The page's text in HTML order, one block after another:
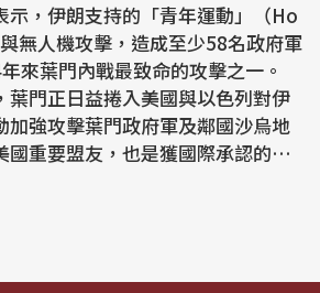
示，伊朗支持的「青年運動」（Ho
無人機攻擊，造成至少58名政府軍
來葉門內戰最致命的攻擊之一。
葉門正日益捲入美國與以色列對伊
加強攻擊葉門政府軍及鄰國沙烏地
國重要盟友，也是獲國際承認的葉